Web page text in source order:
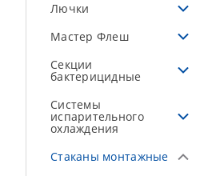
Лючки
Мастер Флеш
Секции
бактерицидные
Системы
испарительного
охлаждения
Стаканы монтажные